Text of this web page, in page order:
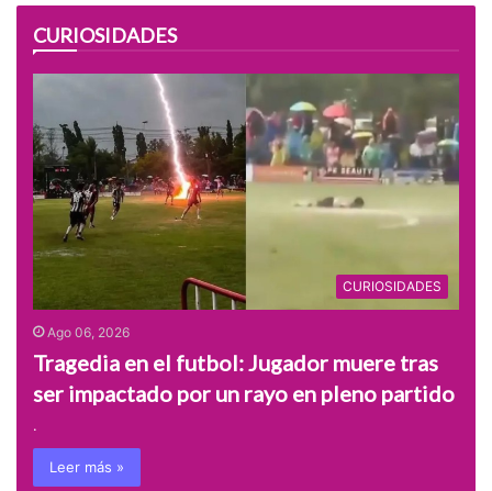
CURIOSIDADES
CURIOSIDADES
Ago 06, 2026
Tragedia en el futbol: Jugador muere tras
ser impactado por un rayo en pleno partido
.
Leer más »